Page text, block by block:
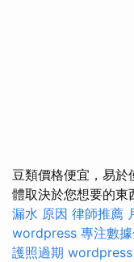
豆類價格便宜，易
體取決於您想要的東
漏水 原因 律師推薦
wordpress 專注數
護照過期